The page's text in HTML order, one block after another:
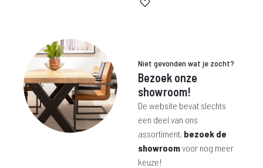
Niet gevonden wat je zocht?
Bezoek onze
showroom!
De website bevat slechts
een deel van ons
assortiment, bezoek de
showroomvoor nog meer
keuze!